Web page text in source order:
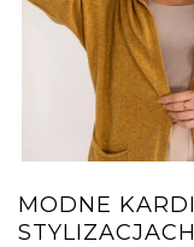
MODNE